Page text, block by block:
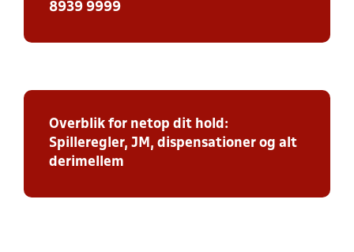
8939 9999
Overblik for netop dit hold:
Spilleregler, JM, dispensationer og alt
derimellem